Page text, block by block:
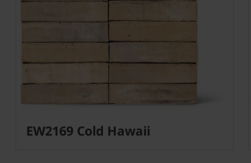
EW2169 Cold Hawaii